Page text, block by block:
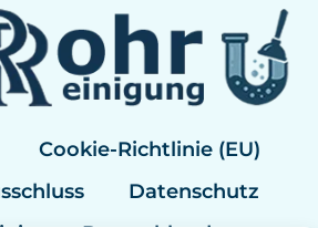
Cookie-Richtlinie (EU)
Datenschutz